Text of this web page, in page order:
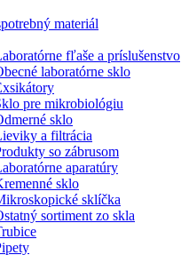
materiál
fľaše a príslušenstvo
laboratórne sklo
pre mikrobiológiu
sklo
a filtrácia
so zábrusom
aparatúry
sklo
sklíčka
sortiment zo skla